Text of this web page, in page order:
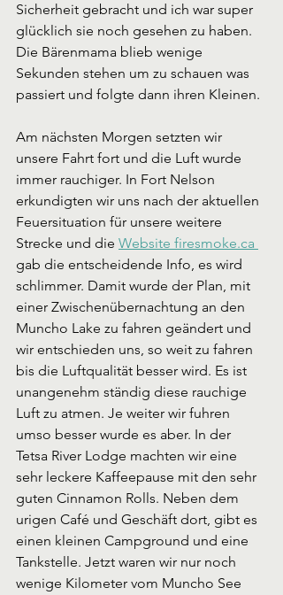
Sicherheit gebracht und ich war super
glücklich sie noch gesehen zu haben.
Die Bärenmama blieb wenige
Sekunden stehen um zu schauen was
passiert und folgte dann ihren Kleinen.
Am nächsten Morgen setzten wir
unsere Fahrt fort und die Luft wurde
immer rauchiger. In Fort Nelson
erkundigten wir uns nach der aktuellen
Feuersituation für unsere weitere
Strecke und die Website firesmoke.ca
gab die entscheidende Info, es wird
schlimmer. Damit wurde der Plan, mit
einer Zwischenübernachtung an den
Muncho Lake zu fahren geändert und
wir entschieden uns, so weit zu fahren
bis die Luftqualität besser wird. Es ist
unangenehm ständig diese rauchige
Luft zu atmen. Je weiter wir fuhren
umso besser wurde es aber. In der
Tetsa River Lodge machten wir eine
sehr leckere Kaffeepause mit den sehr
guten Cinnamon Rolls. Neben dem
urigen Café und Geschäft dort, gibt es
einen kleinen Campground und eine
Tankstelle. Jetzt waren wir nur noch
wenige Kilometer vom Muncho See